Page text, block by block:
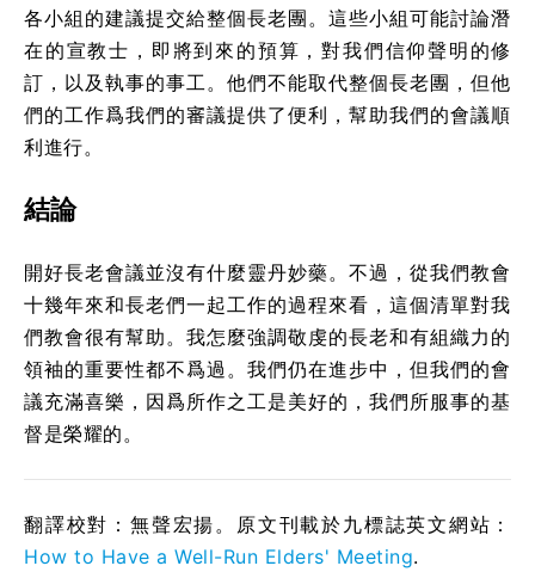
各小組的建議提交給整個長老團。這些小組可能討論潛
在的宣教士，即將到來的預算，對我們信仰聲明的修
訂，以及執事的事工。他們不能取代整個長老團，但他
們的工作爲我們的審議提供了便利，幫助我們的會議順
利進行。
結論
開好長老會議並沒有什麼靈丹妙藥。不過，從我們教會
十幾年來和長老們一起工作的過程來看，這個清單對我
們教會很有幫助。我怎麼強調敬虔的長老和有組織力的
領袖的重要性都不爲過。我們仍在進步中，但我們的會
議充滿喜樂，因爲所作之工是美好的，我們所服事的基
督是榮耀的。
翻譯校對：無聲宏揚。原文刊載於九標誌英文網站：
How to Have a Well-Run Elders' Meeting.